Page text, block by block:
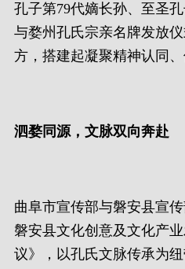
孔子第79代嫡长孙、至圣
与婺州孔氏宗亲名牌发放
方，搭建起凝聚精神认同、
泗婺同源，文脉双向奔赴
曲阜市宣传部与磐安县宣
磐安县文化创意及文化产
议》，以孔氏文脉传承为